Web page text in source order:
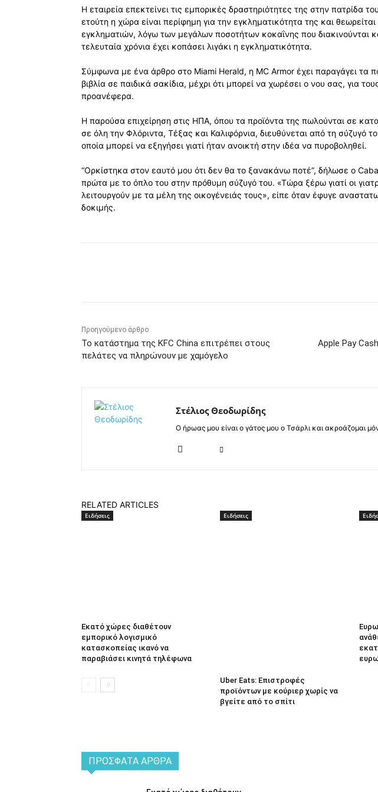
Η εταιρεία επεκτείνει τις εμπορικές δραστηριότητες της στην πατρίδα
ετούτη η χώρα είναι περίφημη για την εγκληματικότητα της και
εγκληματιών, λόγω των μεγάλων ποσοτήτων κοκαΐνης που διακινούνται
τελευταία χρόνια έχει κοπάσει λιγάκι η εγκληματικότητα.
Σύμφωνα με ένα άρθρο στο Miami Herald, η MC Armor έχει παραγάγει τα
βιβλία σε παιδικά σακίδια, μέχρι ότι μπορεί να χωρέσει ο νου σας, για
προανέφερα.
Η παρούσα επιχείρηση στις ΗΠΑ, όπου τα προϊόντα της πωλούνται σε
σε όλη την Φλόριντα, Τέξας και Καλιφόρνια, διευθύνεται από τη σύζυγό
οποία μπορεί να εξηγήσει γιατί ήταν ανοικτή στην ιδέα να πυροβοληθεί.
“Ορκίστηκα στον εαυτό μου ότι δεν θα το ξανακάνω ποτέ”, δήλωσε ο
πρώτα με το όπλο του στην πρόθυμη σύζυγό του. «Τώρα ξέρω γιατί οι
λειτουργούν με τα μέλη της οικογένειάς τους», είπε όταν έφυγε
δοκιμής.
Προηγούμενο άρθρο
Το κατάστημα της KFC China επιτρέπει στους
πελάτες να πληρώνουν με χαμόγελο
Apple Pay
Στέλιος Θεοδωρίδης
Ο ήρωας μου είναι ο γάτος μου ο Τσάρλι και ακροάζομαι
RELATED ARTICLES
Ειδήσεις
Εκατό χώρες διαθέτουν
εμπορικό λογισμικό
κατασκοπείας ικανό να
παραβιάσει κινητά τηλέφωνα
Ειδήσεις
Uber Eats: Επιστροφές
προϊόντων με κούριερ χωρίς να
βγείτε από το σπίτι
ΠΡΌΣΦΑΤΑ ΆΡΘΡΑ